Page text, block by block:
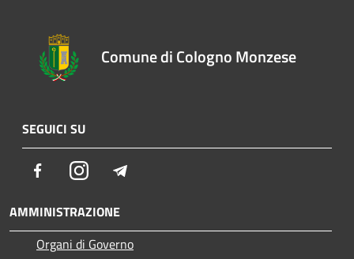
Comune di Cologno Monzese
SEGUICI SU
FacebookInstagram
AMMINISTRAZIONE
Organi di Governo